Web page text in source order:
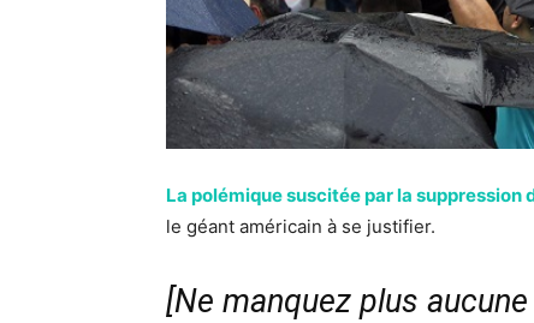
La polémique suscitée par la
le géant américain à se justifier.
[Ne manquez plus